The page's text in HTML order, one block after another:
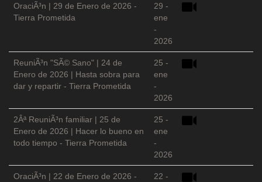
OraciÃ³n | 29 de Enero de 2026 -
Tierra Prometida
29 -
ene
-
2026
ReuniÃ³n "SÃ© Sano" | 24 de
Enero de 2026 | Hasta sobra para
dar y repartir - Tierra Prometida
25 -
ene
-
2026
2Âª ReuniÃ³n familiar | 25 de
Enero de 2026 | Hacer lo bueno en
todo tiempo - Tierra Prometida
25 -
ene
-
2026
OraciÃ³n | 22 de Enero de 2026 -
22 -